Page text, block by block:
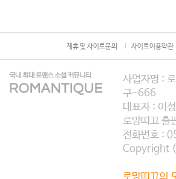
(7)게시물이라 함은 회
혹은 사이버 영업장(
정보를 전달할 수 있는
(8)문자메시지(SMS)
인확인을 목적으로
자를 입력함으로써
대한 해석은 서비스
(1) “회사”란 로망띠
신설비를 이용하여
아울러 사이버몰을
제휴 및 사이트문의 사이트이용약관
사업자명 :
구-666
대표자 : 이
로망띠끄
전화번호 :
Copyright
로망띠끄의